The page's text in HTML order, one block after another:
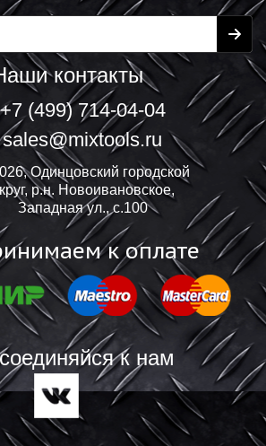
контакты
+7 (499) 714-04-04
sales@mixtools.ru
Одинцовский городской
р.н. Новоивановское,
Западная ул., с.100
к оплате
к нам